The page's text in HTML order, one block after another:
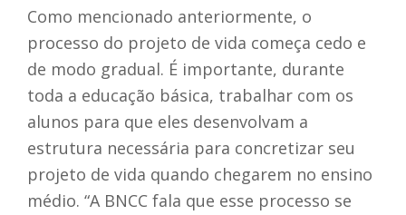
Como mencionado anteriormente, o
processo do projeto de vida começa cedo e
de modo gradual. É importante, durante
toda a educação básica, trabalhar com os
alunos para que eles desenvolvam a
estrutura necessária para concretizar seu
projeto de vida quando chegarem no ensino
médio. “A BNCC fala que esse processo se